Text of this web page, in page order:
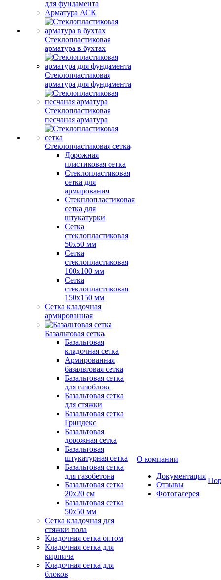
для фундамента
Арматура АСК
Стеклопластиковая
арматура в бухтах
Стеклопластиковая
арматура для фундамента
Стеклопластиковая
песчаная арматура
Стеклопластиковая сетка
Дорожная
пластиковая сетка
Стеклопластиковая
сетка для
армирования
Стекплопластиковая
сетка для
штукатурки
Сетка
стеклопластиковая
50x50 мм
Сетка
стеклопластиковая
100x100 мм
Сетка
стеклопластиковая
150x150 мм
Сетка кладочная
армированная
Базальтовая сетка
Базальтовая
кладочная сетка
Армированная
базальтовая сетка
Базальтовая сетка
для газоблока
Базальтовая сетка
для стяжки
Базальтовая сетка
Гриндекс
Базальтовая
дорожная сетка
Базальтовая
штукатурная сетка
Базальтовая сетка
для газобетона
Базальтовая сетка
20x20 см
Базальтовая сетка
50x50 мм
Сетка кладочная для
стяжки пола
Кладочная сетка оптом
Кладочная сетка для
кирпича
Кладочная сетка для
блоков
О компании
Документация
Отзывы
Фотогалерея